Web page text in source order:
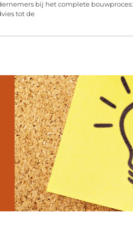
bij het complete bouwproces:
tot de